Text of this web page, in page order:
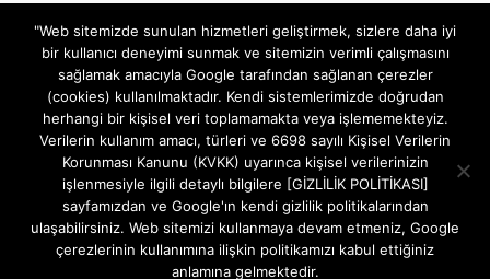
Gizlilik ve Çerezler (Cookies) Politikası
Hakkımızda
İletişim Kanalları
MODEM KURULUM
TEKNİK DESTEK
TELEVİZYON SİSTEMLERİ
"Web sitemizde sunulan hizmetleri geliştirmek, sizlere daha iyi
bir kullanıcı deneyimi sunmak ve sitemizin verimli çalışmasını
sağlamak amacıyla Google tarafından sağlanan çerezler
(cookies) kullanılmaktadır. Kendi sistemlerimizde doğrudan
herhangi bir kişisel veri toplamamakta veya işlememekteyiz.
Verilerin kullanım amacı, türleri ve 6698 sayılı Kişisel Verilerin
Korunması Kanunu (KVKK) uyarınca kişisel verilerinizin
işlenmesiyle ilgili detaylı bilgilere [GİZLİLİK POLİTİKASI]
sayfamızdan ve Google'ın kendi gizlilik politikalarından
ulaşabilirsiniz. Web sitemizi kullanmaya devam etmeniz, Google
çerezlerinin kullanımına ilişkin politikamızı kabul ettiğiniz
anlamına gelmektedir.